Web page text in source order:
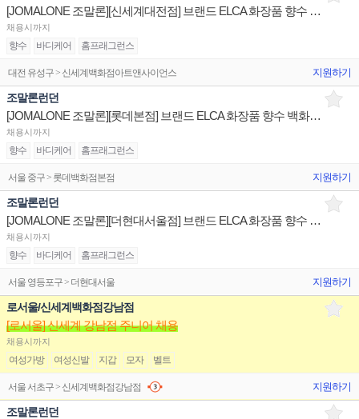
[JOMALONE 조말론][신세계대전점] 브랜드 ELCA 화장품 향수 백화점 매장 채용
채용시까지
향수 바디케어 홈프래그런스
대전 유성구 > 신세계백화점아트앤사이언스 지원하기
조말론런던
[JOMALONE 조말론][롯데본점] 브랜드 ELCA 화장품 향수 백화점 매장 채용
채용시까지
향수 바디케어 홈프래그런스
서울 중구 > 롯데백화점본점 지원하기
조말론런던
[JOMALONE 조말론][더현대서울점] 브랜드 ELCA 화장품 향수 백화점 매장 채용
채용시까지
향수 바디케어 홈프래그런스
서울 영등포구 > 더현대서울 지원하기
로서울/신세계백화점강남점
[로서울] 신세계 강남점 주니어 채용
채용시까지
여성가방 여성신발 지갑 모자 벨트
서울 서초구 > 신세계백화점강남점 지원하기
조말론런던